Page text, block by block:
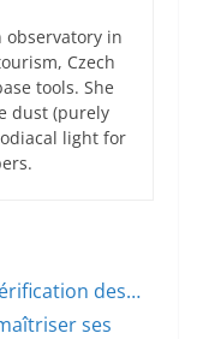
observatory in
Czech
tools. She
dust (purely
light for
des…
ses